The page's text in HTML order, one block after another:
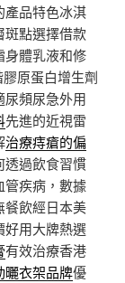
產品特色冰淇
斑點選擇借款
身體乳液和修
原蛋白增生劑
尿頻尿急外用
先進的近視雷
治療痔瘡的偏
透過飲食習慣
管疾病，數據
餐飲經日本美
好用大牌熱選
有效治療香港
曬衣架品牌優